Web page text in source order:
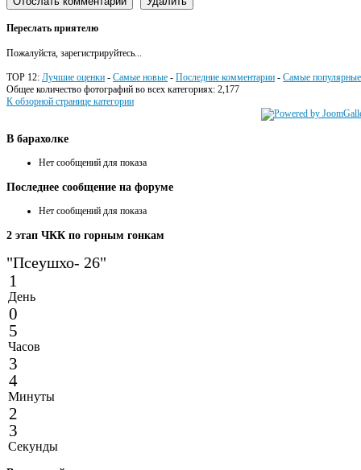
Переслать приятелю
Пожалуйста, зарегистрируйтесь...
TOP 12: Лучшие оценки - Самые новые - Последние комментарии - Самые популярные
Общее количество фотографий во всех категориях: 2,177
К обзорной странице категории
В барахолке
Нет сообщений для показа
Последнее сообщение на форуме
Нет сообщений для показа
2 этап ЧКК по горным гонкам
"Псеушхо- 26"
1
День
0
5
Часов
3
4
Минуты
2
3
Секунды